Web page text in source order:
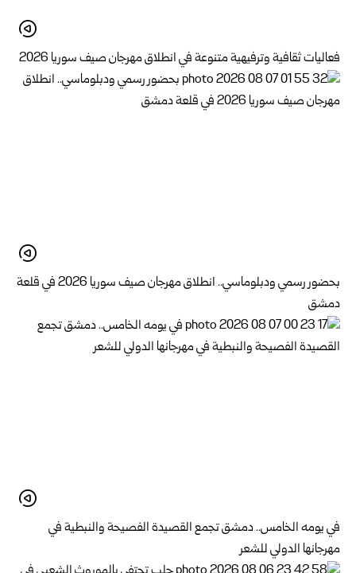
فعاليات ثقافية وترفيهية متنوعة في انطلاق مهرجان صيف سوريا 2026
بحضور رسمي ودبلوماسي.. انطلاق مهرجان صيف سوريا 2026 في قلعة
دمشق
في يومه الخامس.. دمشق تجمع القصيدة الفصيحة والنبطية في
مهرجانها الدولي للشعر